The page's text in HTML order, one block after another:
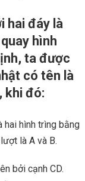
hai đáy là
hình
ta được
có tên là
khi đó:
hai hình trìng bằng
là A và B.
bởi cạnh CD.